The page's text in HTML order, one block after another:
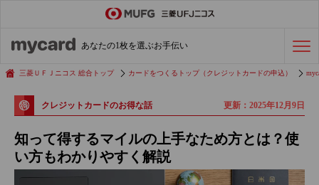
あなたの1枚を選ぶお手伝い
会社経費の支払い 効率化術
三菱ＵＦＪニコス 総合トップ カードをつくるトップ（クレジットカードの申込）
クレジットカードのお得な話 更新：2025年12月9日
知って得するマイルの上手なため方とは？使
い方もわかりやすく解説